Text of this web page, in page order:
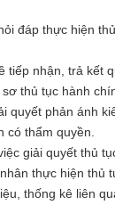
đáp thực hiện
tiếp nhận, trả kết
thủ tục hành
quyết phản ánh
có thẩm quyền.
giải quyết thủ
thực hiện thủ
thống kê liên